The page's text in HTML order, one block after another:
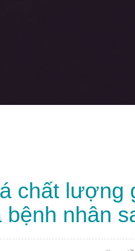
chất lượng
bệnh nhân